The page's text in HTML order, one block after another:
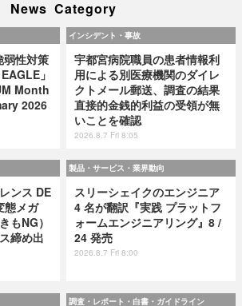
News Category
弱性対策
」
Month
2026
インシデント・事故
宇都宮病院職員の患者情報利
用による別医療機関のダイレ
クトメール郵送、調査の結果
直接的金銭的利益の受領が無
いことを確認
2026.8.7 Fri 8:05
ンス DE
態メガ
もNG）
締め出
製品・サービス・業界動向
スリーシェイクのエンジニア
4 名が翻訳『実践 プラットフ
ォームエンジニアリング』8 /
24 発売
2026.8.7 Fri 8:00
調査・レポート・白書・ガイドライン